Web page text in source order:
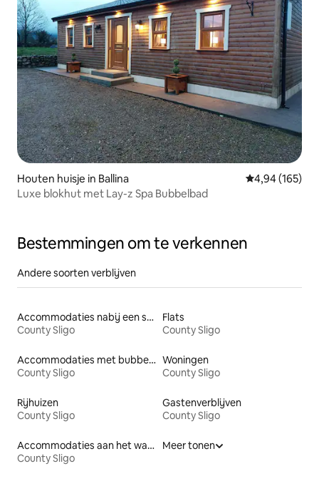
Houten huisje in Ballina Gemiddelde
4,94 (165)
Luxe blokhut met Lay-z Spa Bubbelbad
Bestemmingen om te verkennen
Andere soorten verblijven
Accommodaties nabij een strand
County Sligo
Flats
County Sligo
Accommodaties met bubbelbad
County Sligo
Woningen
County Sligo
Rijhuizen
County Sligo
Gastenverblijven
County Sligo
Accommodaties aan het water
County Sligo
Meer tonen